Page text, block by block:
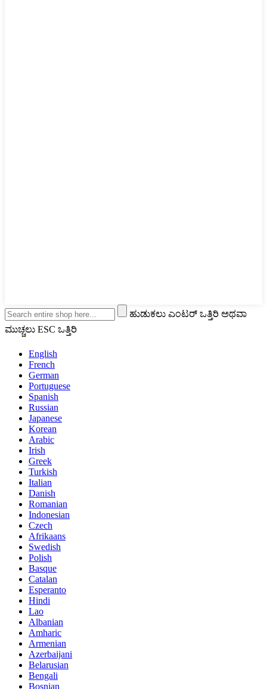
ಹುಡುಕಲು ಎಂಟರ್ ಒತ್ತಿರಿ ಅಥವಾ
ಮುಚ್ಚಲು ESC ಒತ್ತಿರಿ
English
French
German
Portuguese
Spanish
Russian
Japanese
Korean
Arabic
Irish
Greek
Turkish
Italian
Danish
Romanian
Indonesian
Czech
Afrikaans
Swedish
Polish
Basque
Catalan
Esperanto
Hindi
Lao
Albanian
Amharic
Armenian
Azerbaijani
Belarusian
Bengali
Bosnian